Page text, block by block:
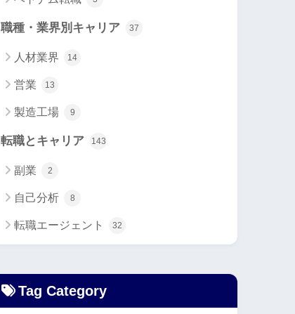
職種・業界別キャリア 37
人材業界 14
営業 13
製造工場 9
転職とキャリア 143
副業 2
自己分析 8
転職エージェント 32
Tag Category